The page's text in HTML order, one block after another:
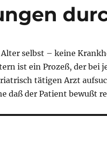
selbst – keine
ist ein Prozeß, der bei
tätigen Arzt
daß der Patient bewußt